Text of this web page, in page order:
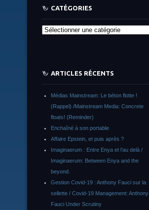
CATÉGORIES
Catégories
ARTICLES RÉCENTS
Médias Mainstream: Le béton flotte !
(Rappel) /Mainstream Media: Concrete
floats! (Reminder)
Enchaîné à son portable
Affaire Epstein, et puis après ?
Imaginaerum : Entre Enya et l’au delà /
Imaginaerum: Between Enya and the
beyond.
Gestion Covid-19 : Anthony Fauci sur la
sellette / Covid-19 Management: Anthony
Fauci Under Scrutiny